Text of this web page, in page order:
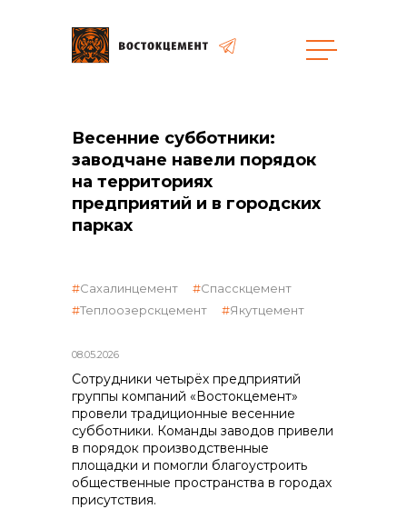
Закупки
общая информация
реализация неликвидов
контакты отдела закупок
Весенние субботники:
заводчане навели порядок
на территориях
предприятий и в городских
парках
08.05.2026
Сахалинцемент
Спасскцемент
Теплоозерскцемент
Якутцемент
Сотрудники четырёх предприятий
группы компаний «Востокцемент»
провели традиционные весенние
субботники. Команды заводов привели
в порядок производственные
площадки и помогли благоустроить
общественные пространства в городах
присутствия.